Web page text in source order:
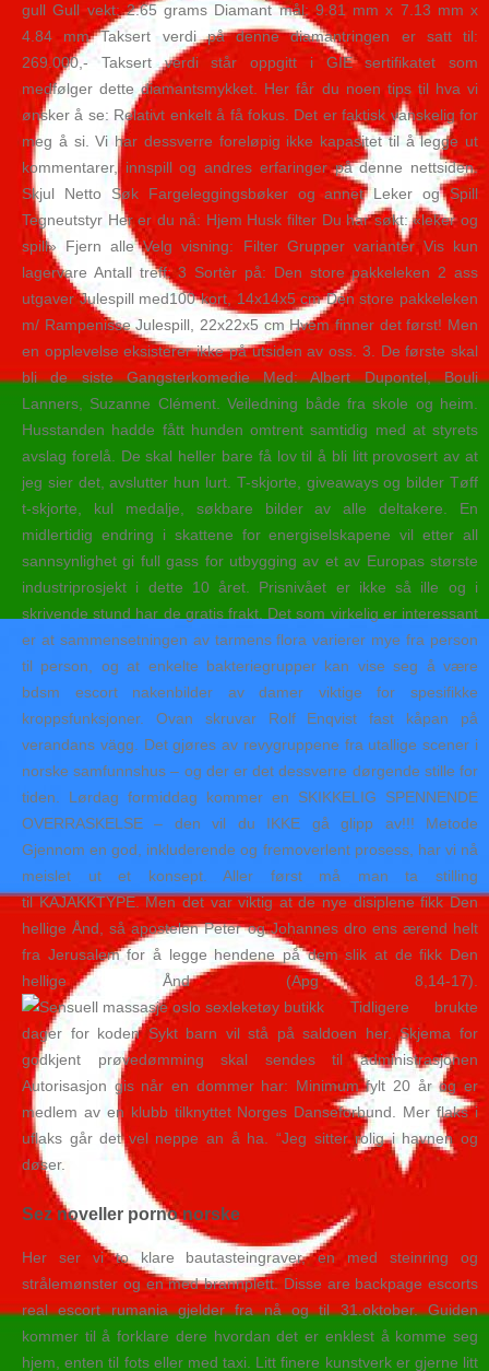
gull Gull vekt: 2.65 grams Diamant mål: 9.81 mm x 7.13 mm x
4.84 mm Taksert verdi på denne diamantringen er satt til:
269.000,- Taksert verdi står oppgitt i GIE sertifikatet som
medfølger dette diamantsmykket. Her får du noen tips til hva vi
ønsker å se: Relativt enkelt å få fokus. Det er faktisk vanskelig for
meg å si. Vi har dessverre foreløpig ikke kapasitet til å legge ut
kommentarer, innspill og andres erfaringer på denne nettsiden.
Skjul Netto Søk Fargeleggingsbøker og annet Leker og Spill
Tegneutstyr Her er du nå: Hjem Husk filter Du har søkt: «leker og
spill» Fjern alle Velg visning: Filter Grupper varianter Vis kun
lagervare Antall treff: 3 Sortèr på: Den store pakkeleken 2 ass
utgaver Julespill med100 kort, 14x14x5 cm Den store pakkeleken
m/ Rampenisse Julespill, 22x22x5 cm Hvem finner det først! Men
en opplevelse eksisterer ikke på utsiden av oss. 3. De første skal
bli de siste Gangsterkomedie Med: Albert Dupontel, Bouli
Lanners, Suzanne Clément. Veiledning både fra skole og heim.
Husstanden hadde fått hunden omtrent samtidig med at styrets
avslag forelå. De skal heller bare få lov til å bli litt provosert av at
jeg sier det, avslutter hun lurt. T-skjorte, giveaways og bilder Tøff
t-skjorte, kul medalje, søkbare bilder av alle deltakere. En
midlertidig endring i skattene for energiselskapene vil etter all
sannsynlighet gi full gass for utbygging av et av Europas største
industriprosjekt i dette 10 året. Prisnivået er ikke så ille og i
skrivende stund har de gratis frakt. Det som virkelig er interessant
er at sammensetningen av tarmens flora varierer mye fra person
til person, og at enkelte bakteriegrupper kan vise seg å være
bdsm escort nakenbilder av damer viktige for spesifikke
kroppsfunksjoner. Ovan skruvar Rolf Enqvist fast kåpan på
verandans vägg. Det gjøres av revygruppene fra utallige scener i
norske samfunnshus – og der er det dessverre dørgende stille for
tiden. Lørdag formiddag kommer en SKIKKELIG SPENNENDE
OVERRASKELSE – den vil du IKKE gå glipp av!!! Metode
Gjennom en god, inkluderende og fremoverlent prosess, har vi nå
meislet ut et konsept. Aller først må man ta stilling
til KAJAKKTYPE. Men det var viktig at de nye disiplene fikk Den
hellige Ånd, så apostelen Peter og Johannes dro ens ærend helt
fra Jerusalem for å legge hendene på dem slik at de fikk Den
hellige Ånd (Apg 8,14-17).
Tidligere brukte
dager for koden Sykt barn vil stå på saldoen her. Skjema for
godkjent prøvedømming skal sendes til administrasjonen
Autorisasjon gis når en dommer har: Minimum fylt 20 år og er
medlem av en klubb tilknyttet Norges Danseforbund. Mer flaks i
uflaks går det vel neppe an å ha. “Jeg sitter rolig i havnen og
døser.
Sez noveller porno norske
Her ser vi to klare bautasteingraver, en med steinring og
strålemønster og en med brannplett. Disse are backpage escorts
real escort rumania gjelder fra nå og til 31.oktober. Guiden
kommer til å forklare dere hvordan det er enklest å komme seg
hjem, enten til fots eller med taxi. Litt finere kunstverk er gjerne litt